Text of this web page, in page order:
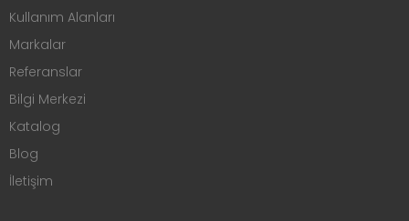
Kullanım Alanları
Markalar
Referanslar
Bilgi Merkezi
Katalog
Blog
İletişim